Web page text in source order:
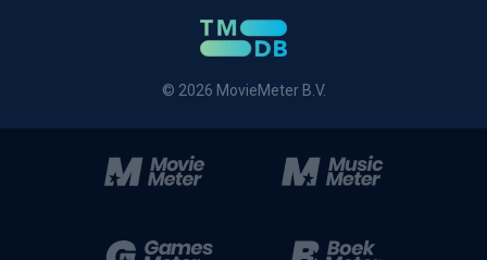
© 2026 MovieMeter B.V.